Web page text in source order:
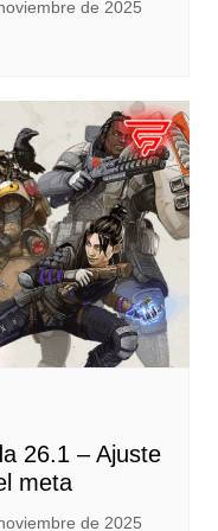
de 2025
26.1 – Ajuste
meta
de 2025